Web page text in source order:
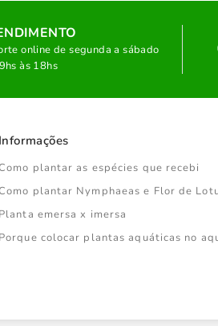
online de segunda a sábado
às 18hs
Informações
plantar as espécies que recebi
plantar Nymphaeas e Flor de
Planta emersa x imersa
Porque colocar plantas aquáticas no